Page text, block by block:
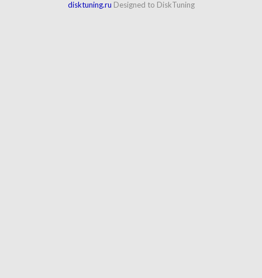
disktuning.ru Designed to DiskTuning